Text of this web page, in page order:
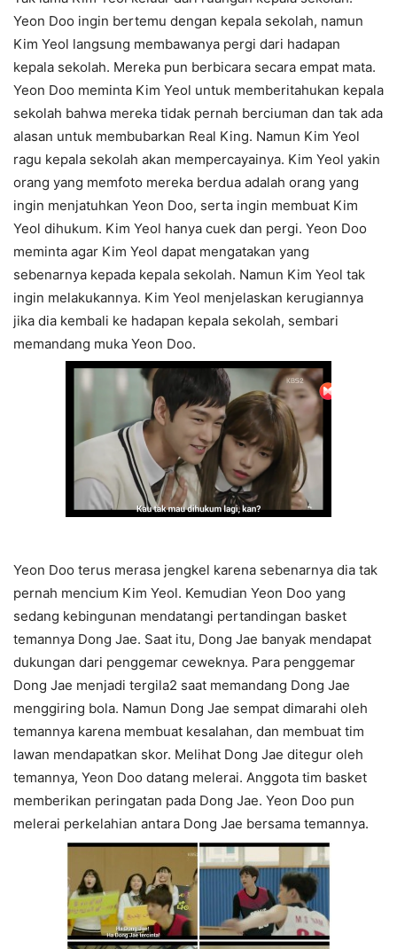
Yeon Doo ingin bertemu dengan kepala sekolah, namun
Kim Yeol langsung membawanya pergi dari hadapan
kepala sekolah. Mereka pun berbicara secara empat mata.
Yeon Doo meminta Kim Yeol untuk memberitahukan kepala
sekolah bahwa mereka tidak pernah berciuman dan tak ada
alasan untuk membubarkan Real King. Namun Kim Yeol
ragu kepala sekolah akan mempercayainya. Kim Yeol yakin
orang yang memfoto mereka berdua adalah orang yang
ingin menjatuhkan Yeon Doo, serta ingin membuat Kim
Yeol dihukum. Kim Yeol hanya cuek dan pergi. Yeon Doo
meminta agar Kim Yeol dapat mengatakan yang
sebenarnya kepada kepala sekolah. Namun Kim Yeol tak
ingin melakukannya. Kim Yeol menjelaskan kerugiannya
jika dia kembali ke hadapan kepala sekolah, sembari
memandang muka Yeon Doo.
Yeon Doo terus merasa jengkel karena sebenarnya dia tak
pernah mencium Kim Yeol. Kemudian Yeon Doo yang
sedang kebingunan mendatangi pertandingan basket
temannya Dong Jae. Saat itu, Dong Jae banyak mendapat
dukungan dari penggemar ceweknya. Para penggemar
Dong Jae menjadi tergila2 saat memandang Dong Jae
menggiring bola. Namun Dong Jae sempat dimarahi oleh
temannya karena membuat kesalahan, dan membuat tim
lawan mendapatkan skor. Melihat Dong Jae ditegur oleh
temannya, Yeon Doo datang melerai. Anggota tim basket
memberikan peringatan pada Dong Jae. Yeon Doo pun
melerai perkelahian antara Dong Jae bersama temannya.